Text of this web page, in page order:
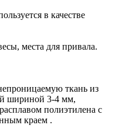
в качестве
места для привала.
ткань из
шириной 3-4 мм,
полиэтилена с
краем .